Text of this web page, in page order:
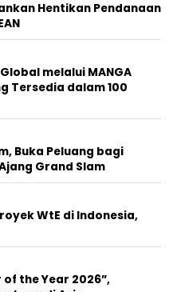
Hentikan Pendanaan
melalui MANGA
Tersedia dalam 100
Buka Peluang bagi
Grand Slam
WtE di Indonesia,
the Year 2026”,